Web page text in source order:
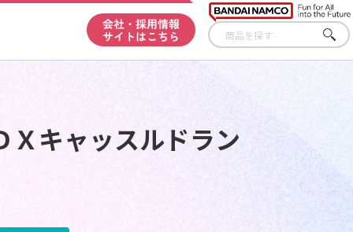
会社・採用情報
サイトはこちら
さが
す
キャッスルドラン